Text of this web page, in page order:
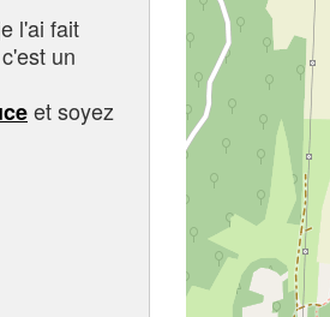
l'ai fait
un
et soyez